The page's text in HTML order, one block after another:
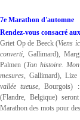
7e Marathon d'automne
Rendez-vous consacré
Griet Op de Beeck (Viens
converti, Gallimard),
Palmen (Ton histoire.
mesures, Gallimard),
vallée tueuse, Bourgois) :
(Flandre, Belgique)
Marathon des mots pour